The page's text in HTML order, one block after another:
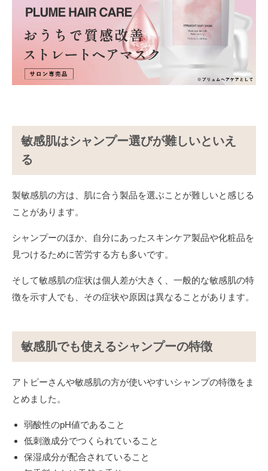
敏感肌はシャンプー選びが難しいといえ
る
製敏感肌の方は、肌に合う製品を選ぶことが難しいと感じる
ことがあります。
シャンプーのほか、自分にあったスキンケア製品や化粧品を
見つけるために苦労する方も多いです。
そして敏感肌の症状は個人差が大きく、一般的な敏感肌の特
徴を示す人でも、その症状や原因は異なることがあります。
敏感肌でも使えるシャンプーの特徴
アトピーさんや敏感肌の方が使いやすいシャンプの特徴をま
とめました。
弱酸性のpH値であること
低刺激成分でつくられていること
保湿成分が配合されていること